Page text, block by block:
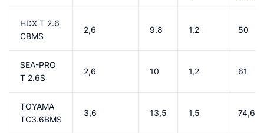
HDX T 2.6
CBMS
2,6 9.8 1,2 50
SEA-PRO
T 2.6S
2,6 10 1,2 61
TOYAMA
TC3.6BMS
3,6 13,5 1,5 74,6